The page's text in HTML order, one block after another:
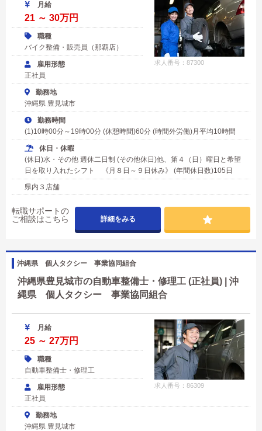
求人番号：87300
月給
21 ～ 30万円
職種
バイク整備・販売員（那覇店）
雇用形態
正社員
勤務地
沖縄県 豊見城市
勤務時間
(1)10時00分～19時00分 (休憩時間)60分 (時間外労働)月平均10時間
休日・休暇
(休日)水・その他 週休二日制 (その他休日)他、第４（日）曜日と希望
日を取り入れたシフト 《月８日～９日休み》 (年間休日数)105日
県内３店舗
転職サポートの
ご相談はこちら
詳細をみる
沖縄県 個人タクシー 事業協同組合
沖縄県豊見城市の自動車整備士・修理工 (正社員) | 沖
縄県 個人タクシー 事業協同組合
求人番号：86309
月給
25 ～ 27万円
職種
自動車整備士・修理工
雇用形態
正社員
勤務地
沖縄県 豊見城市